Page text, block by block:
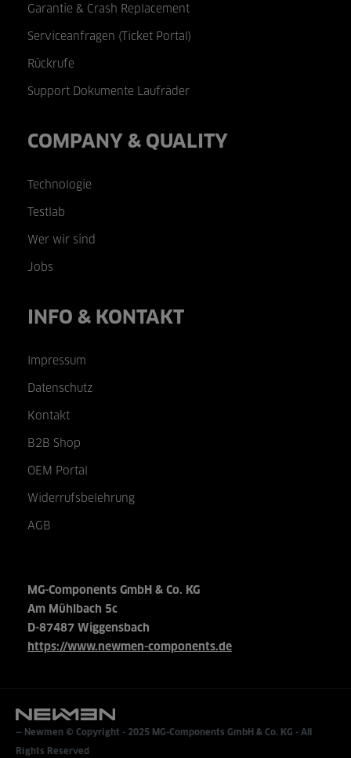
Garantie & Crash Replacement
Serviceanfragen (Ticket Portal)
Rückrufe
Support Dokumente Laufräder
COMPANY & QUALITY
Technologie
Testlab
Wer wir sind
Jobs
INFO & KONTAKT
Impressum
Datenschutz
Kontakt
B2B Shop
OEM Portal
Widerrufsbelehrung
AGB
MG-Components GmbH & Co. KG
Am Mühlbach 5c
D-87487 Wiggensbach
https://www.newmen-components.de
Newmen © Copyright - 2025 MG-Components GmbH & Co. KG - All
Rights Reserved